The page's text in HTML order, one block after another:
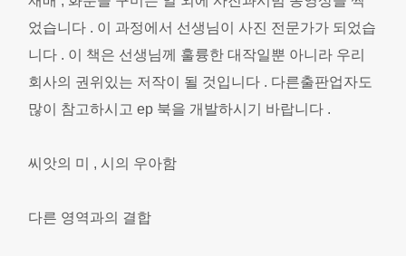
었습니다 . 이 과정에서 선생님이 사진 전문가가 되었습
니다 . 이 책은 선생님께 훌륭한 대작일뿐 아니라 우리
회사의 권위있는 저작이 될 것입니다 . 다른출판업자도
많이 참고하시고 ep 북을 개발하시기 바랍니다 .
씨앗의 미 , 시의 우아함
다른 영역과의 결합